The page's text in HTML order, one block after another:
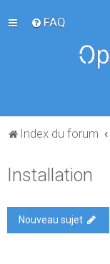
FAQ
Index du forum
Installation
Nouveau sujet